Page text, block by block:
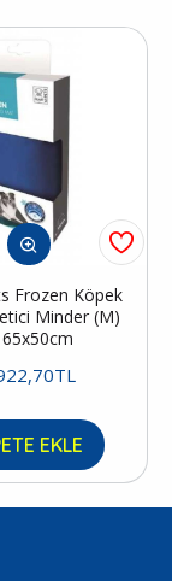
Frozen Köpek
Minder (M)
65x50cm
EKLE